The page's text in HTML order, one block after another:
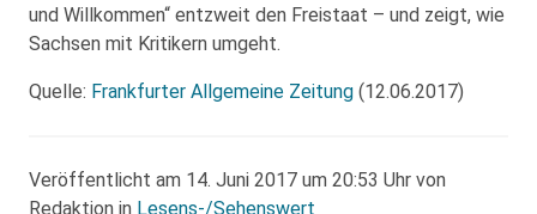
und Willkommen“ entzweit den Freistaat – und zeigt, wie
Sachsen mit Kritikern umgeht.
Quelle: Frankfurter Allgemeine Zeitung (12.06.2017)
Veröffentlicht am 14. Juni 2017 um 20:53 Uhr von
Redaktion in Lesens-/Sehenswert